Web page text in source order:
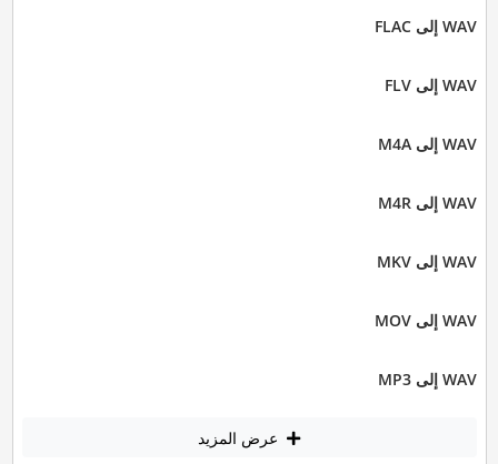
WAV إلى FLAC
WAV إلى FLV
WAV إلى M4A
WAV إلى M4R
WAV إلى MKV
WAV إلى MOV
WAV إلى MP3
عرض المزيد